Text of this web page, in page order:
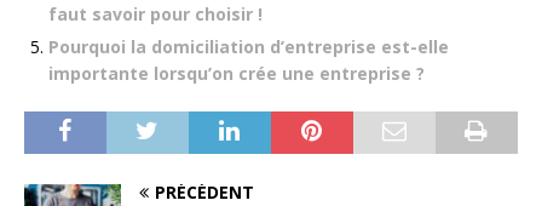
faut savoir pour choisir !
Pourquoi la domiciliation d’entreprise est-elle
importante lorsqu’on crée une entreprise ?
PRÉCÉDENT